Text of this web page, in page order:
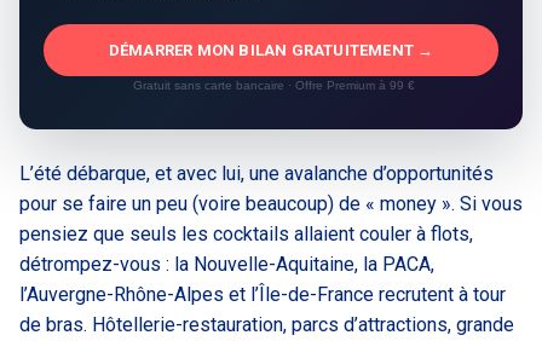
DÉMARRER MON BILAN GRATUITEMENT →
Gratuit sans carte bancaire · Offre Premium à 99 €
L’été débarque, et avec lui, une avalanche d’opportunités
pour se faire un peu (voire beaucoup) de « money ». Si vous
pensiez que seuls les cocktails allaient couler à flots,
détrompez-vous : la Nouvelle-Aquitaine, la PACA,
l’Auvergne-Rhône-Alpes et l’Île-de-France recrutent à tour
de bras. Hôtellerie-restauration, parcs d’attractions, grande